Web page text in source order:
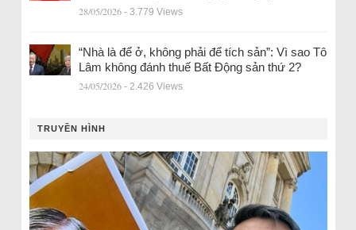
28/05/2026 - 3.779 Views
“Nhà là để ở, không phải để tích sản”: Vì sao Tô
Lâm không đánh thuế Bất Động sản thứ 2?
24/05/2026 - 2.426 Views
TRUYỀN HÌNH